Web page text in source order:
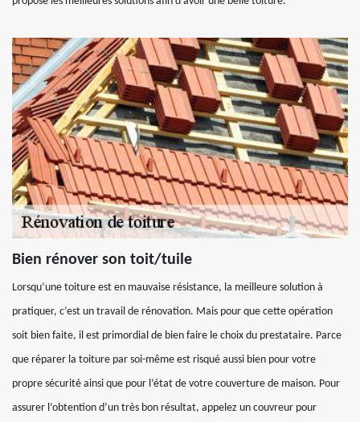
Bien rénover son toit/tuile
Lorsqu’une toiture est en mauvaise résistance, la meilleure solution à
pratiquer, c’est un travail de rénovation. Mais pour que cette opération
soit bien faite, il est primordial de bien faire le choix du prestataire. Parce
que réparer la toiture par soi-même est risqué aussi bien pour votre
propre sécurité ainsi que pour l’état de votre couverture de maison. Pour
assurer l’obtention d’un très bon résultat, appelez un couvreur pour